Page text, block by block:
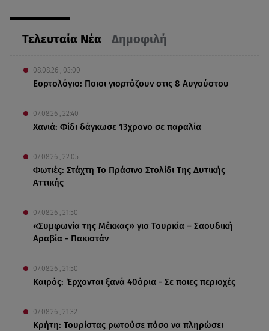
Τελευταία Νέα Δημοφιλή
08.08.26 , 03:00
Εορτολόγιο: Ποιοι γιορτάζουν στις 8 Αυγούστου
07.08.26 , 22:40
Χανιά: Φίδι δάγκωσε 13χρονο σε παραλία
07.08.26 , 22:05
Φωτιές: Στάχτη Το Πράσινο Στολίδι Της Δυτικής
Αττικής
07.08.26 , 21:50
«Συμφωνία της Μέκκας» για Τουρκία – Σαουδική
Αραβία - Πακιστάν
07.08.26 , 21:50
Καιρός: Έρχονται ξανά 40άρια - Σε ποιες περιοχές
07.08.26 , 21:32
Κρήτη: Τουρίστας ρωτούσε πόσο να πληρώσει